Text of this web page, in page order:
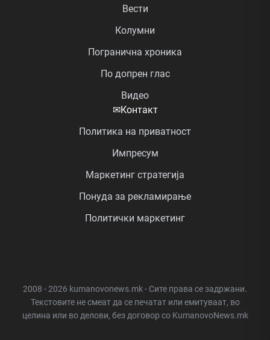
Вести
Колумни
Погранична хроника
По допрен глас
Видео
✉Контакт
Политика на приватност
Импресум
Маркетинг стратегија
Понуда за рекламирање
Политички маркетинг
2008 - 2026 kumanovonews.mk - Сите права се задржани.
Текстовите не смеат да се печатат или емитуваат, во
целина или во делови, без договор со KumanovoNews.mk